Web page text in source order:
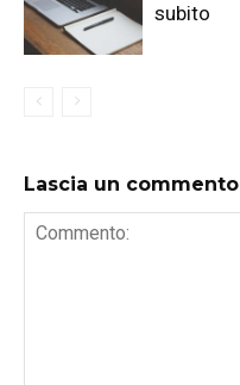
subito
Lascia un commento